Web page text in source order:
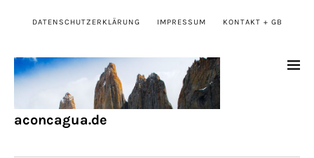
DATENSCHUTZERKLÄRUNG IMPRESSUM KONTAKT + GB
aconcagua.de